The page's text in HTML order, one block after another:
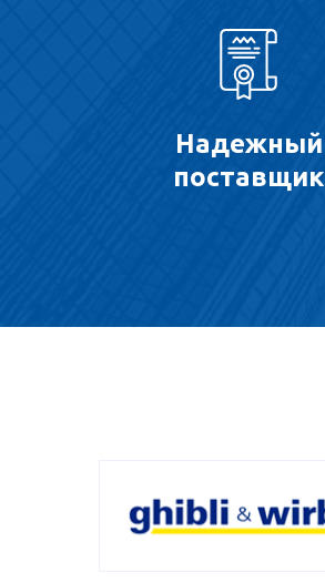
Надежный
поставщик